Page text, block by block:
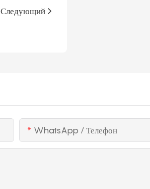
Следующий
WhatsApp / Телефон